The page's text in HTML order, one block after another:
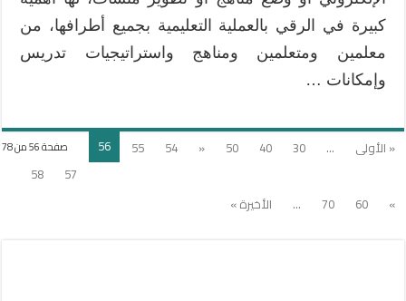
كبيرة في الرقي بالعملية التعليمية بجميع أطرافها، من
معلمين ومتعلمين ومناهج واستراتيجيات تدريس
وإمكانات …
صفحة 56 من 78 « الأولى ...
30
40
50
«
54
55
56
57
58
»
60
70
... الأخيرة »